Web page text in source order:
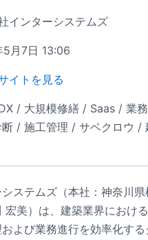
インターシステムズ
月7日 13:06
イトを見る
/ 大規模修繕 / Saas / 業
/ 施工管理 / サベクロウ /
ステムズ（本社：神奈川
宏美）は、建築業界におけ
よび業務進行を効率化す